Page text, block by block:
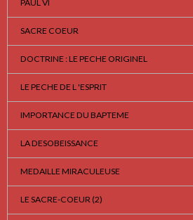
PAUL VI
SACRE COEUR
DOCTRINE : LE PECHE ORIGINEL
LE PECHE DE L 'ESPRIT
IMPORTANCE DU BAPTEME
LA DESOBEISSANCE
MEDAILLE MIRACULEUSE
LE SACRE-COEUR (2)